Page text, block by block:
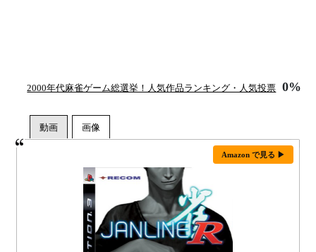
2000年代麻雀ゲーム総選挙！人気作品ランキング・人気投票 0%
Amazon で見る ▶